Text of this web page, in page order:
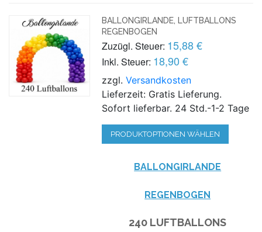
BALLONGIRLANDE, LUFTBALLONS
REGENBOGEN
Zuzügl. Steuer: 15,88 €
Inkl. Steuer: 18,90 €
zzgl.Versandkosten
Lieferzeit: Gratis Lieferung.
Sofort lieferbar. 24 Std.-1-2 Tage
PRODUKTOPTIONEN WÄHLEN
BALLONGIRLANDE
REGENBOGEN
240 LUFTBALLONS